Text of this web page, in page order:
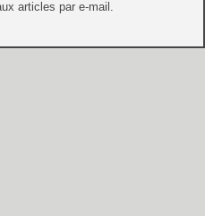
articles par e-mail.